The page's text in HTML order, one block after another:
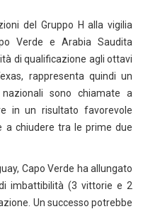
del Gruppo H alla vigilia
Verde e Arabia Saudita
di qualificazione agli ottavi
rappresenta quindi un
sono chiamate a
in un risultato favorevole
a chiudere tra le prime due
Capo Verde ha allungato
imbattibilità (3 vittorie e 2
Un successo potrebbe